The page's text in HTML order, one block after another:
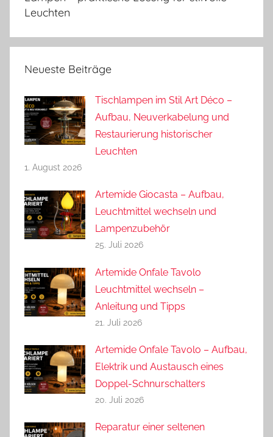
Leuchten
Neueste Beiträge
Tischlampen im Stil Art Déco –
Aufbau, Neuverkabelung und
Restaurierung historischer
Leuchten
1. August 2026
Artemide Giocasta – Aufbau,
Leuchtmittel wechseln und
Lampenzubehör
25. Juli 2026
Artemide Onfale Tavolo
Leuchtmittel wechseln –
Anleitung und Tipps
21. Juli 2026
Artemide Onfale Tavolo – Aufbau,
Elektrik und Austausch eines
Doppel-Schnurschalters
20. Juli 2026
Reparatur einer seltenen